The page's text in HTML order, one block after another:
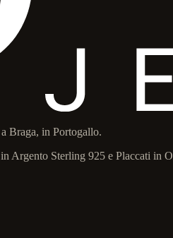
Braga, in Portogallo.
Sterling 925 e Placcati in